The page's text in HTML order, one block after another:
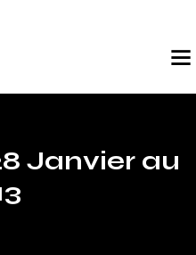
Janvier au